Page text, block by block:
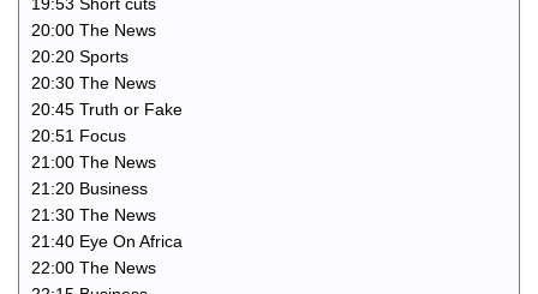
20:00 The News
20:20 Sports
20:30 The News
20:45 Truth or Fake
20:51 Focus
21:00 The News
21:20 Business
21:30 The News
21:40 Eye On Africa
22:00 The News